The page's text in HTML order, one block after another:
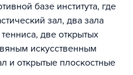
базе института, где
зал, два зала
две открытых
искусственным
и открытые плоскостные